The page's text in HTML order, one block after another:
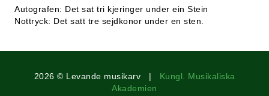
Autografen: Det sat tri kjeringer under ein Stein
Nottryck: Det satt tre sejdkonor under en sten.
2026 © Levande musikarv | Kungl. Musikaliska
Akademien